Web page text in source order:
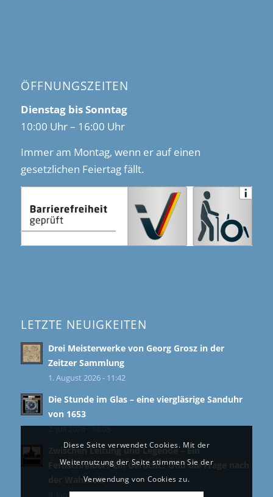
ÖFFNUNGSZEITEN
Dienstag bis Sonntag
10:00 Uhr – 16:00 Uhr
Immer am Montag, wenn er auf einen
gesetzlichen Feiertag fällt.
LETZTE NEUIGKEITEN
Drei Meisterwerke von Georg Grosz in der
Zeitzer Sammlung
1. August 2026 - 11:42
Die Stunde im Glas – eine viergläsrige Sanduhr
von 1653
2. Juli 2026 - 14:08
Zwischen Leitung und Legende – Ein
Fernschreiber? Ein Gerücht? Und die Frage nach
der Wahrheit
8. Juni 2026 - 11:39
Diese Seite verwendet Cookies. Mit der
Weiternutzung der Seite stimmen Sie der
Verwendung von Cookies zu.